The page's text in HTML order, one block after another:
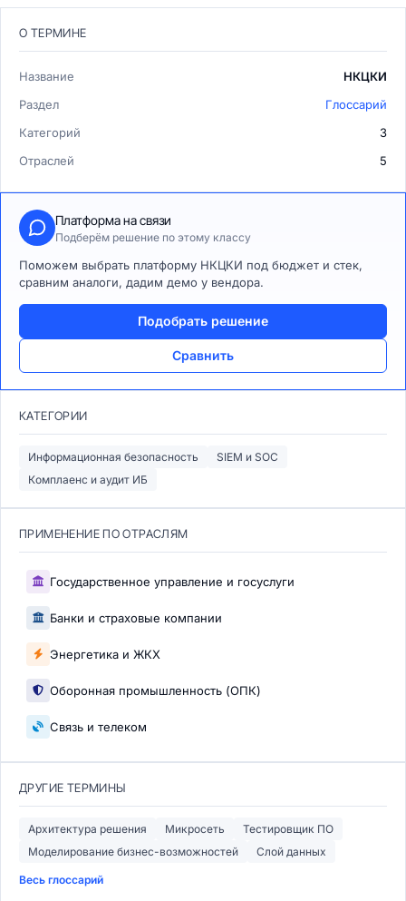
О ТЕРМИНЕ
Название
НКЦКИ
Раздел
Глоссарий
Категорий
3
Отраслей
5
Платформа на связи
Подберём решение по этому классу
Поможем выбрать платформу НКЦКИ под бюджет и стек,
сравним аналоги, дадим демо у вендора.
Подобрать решение
Сравнить
КАТЕГОРИИ
Информационная безопасность
SIEM и SOC
Комплаенс и аудит ИБ
ПРИМЕНЕНИЕ ПО ОТРАСЛЯМ
Государственное управление и госуслуги
Банки и страховые компании
Энергетика и ЖКХ
Оборонная промышленность (ОПК)
Связь и телеком
ДРУГИЕ ТЕРМИНЫ
Архитектура решения Микросеть
Тестировщик ПО
Моделирование бизнес-возможностей
Слой данных
Весь глоссарий